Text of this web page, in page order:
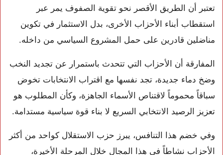
تعتبر أن الطريق الأقصر نحو تقوية الصفوف يمر عبر
استقطاب أبناء الأحزاب الأخرى، بدل الاستثمار في تكوين
مناضلين قادرين على حمل المشروع السياسي من داخله.
المفارقة أن الأحزاب التي تتحدث باستمرار عن تجديد النخب
وضخ دماء جديدة، تجد نفسها مع اقتراب الانتخابات تخوض
سباقاً محموماً لاقتناص الأسماء الجاهزة، وكأن المطلوب هو
تعزيز الرصيد الانتخابي السريع لا بناء قوة سياسية مستدامة.
وفي خضم هذا التنافس، يبرز حزب الاستقلال كواحد من أكثر
الأحزاب نشاطاً في هذا المجال خلال المرحلة الأخيرة،